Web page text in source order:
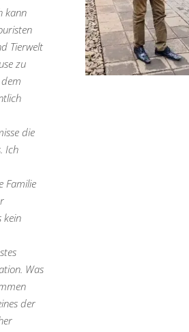
kann
Tierwelt
zu
die
Ich
Familie
kein
Was
der